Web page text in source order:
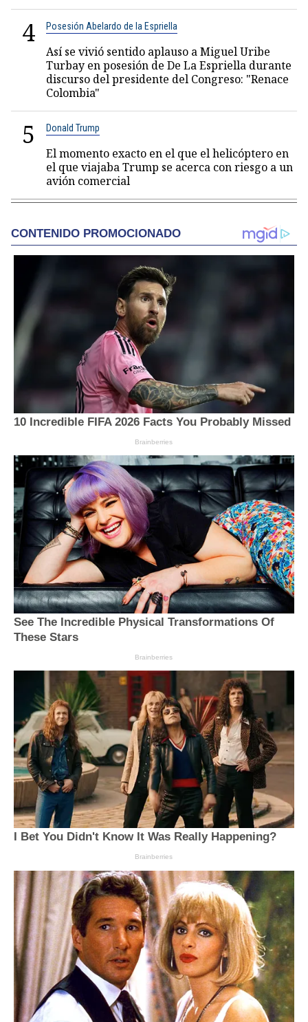
4 Posesión Abelardo de la Espriella
Así se vivió sentido aplauso a Miguel Uribe
Turbay en posesión de De La Espriella durante
discurso del presidente del Congreso: "Renace
Colombia"
5 Donald Trump
El momento exacto en el que el helicóptero en
el que viajaba Trump se acerca con riesgo a un
avión comercial